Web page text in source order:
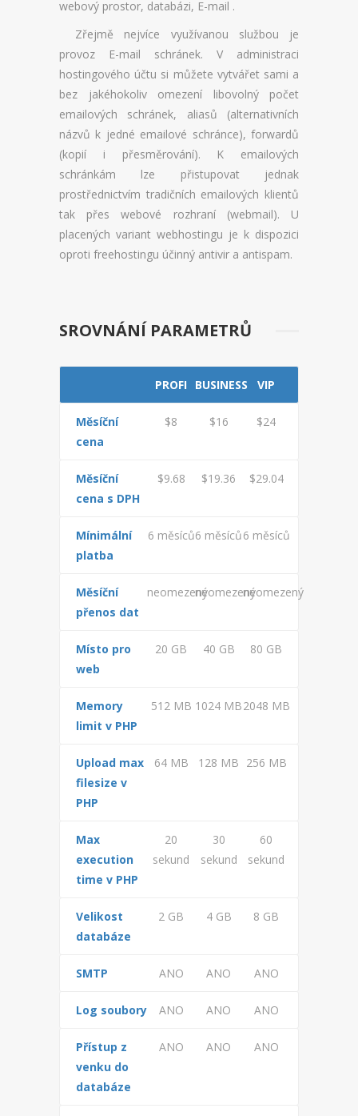
REGISTRACE DOMÉNY
CENÍK DOMÉN
AKCE DOMÉN
NOVÉ DOMÉNY
ZMĚNY DOMÉN
NÁSTROJE
WEBFTP
PHPMYADMIN
PHPPGADMIN
PHPFBADMIN
FORUM
ADMINISTRACE
KONTAKTY
ODSTÁVKY A VÝPADKY
PROVIZE A SLEVY
PROBÍHAJÍCÍ AKCE
PROPAGACE
VŠEOBECNÉ PODMÍNKY
OCHRANA OSOBNÍCH ÚDAJŮ
webový prostor, databázi, E-mail .
Zřejmě nejvíce využívanou službou je
provoz E-mail schránek. V administraci
hostingového účtu si můžete vytvářet sami a
bez jakéhokoliv omezení libovolný počet
emailových schránek, aliasů (alternativních
názvů k jedné emailové schránce), forwardů
(kopií i přesměrování). K emailových
schránkám lze přistupovat jednak
prostřednictvím tradičních emailových klientů
tak přes webové rozhraní (webmail). U
placených variant webhostingu je k dispozici
oproti freehostingu účinný antivir a antispam.
SROVNÁNÍ PARAMETRŮ
PROFI BUSINESS VIP
Měsíční
cena
$8 $16 $24
Měsíční
cena s DPH
$9.68 $19.36 $29.04
Mínimální
platba
6 měsíců6 měsíců6 měsíců
Měsíční
přenos dat
neomezenýneomezenýneomezený
Místo pro
web
20 GB 40 GB 80 GB
Memory
limit v PHP
512 MB 1024 MB2048 MB
Upload max
filesize v
PHP
64 MB 128 MB 256 MB
Max
execution
time v PHP
20
sekund
30
sekund
60
sekund
Velikost
databáze
2 GB 4 GB 8 GB
SMTP ANO ANO ANO
Log soubory ANO ANO ANO
Přístup z
venku do
databáze
ANO ANO ANO